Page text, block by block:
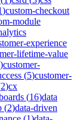
)custom-checkout
module
experience
lifetime-value
)customer-
(5)customer-
2)cx
(16)data
(2)data-driven